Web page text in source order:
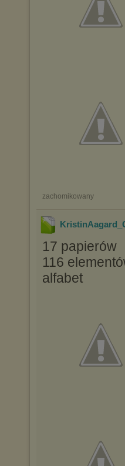
zachomikowany
17 papierów
116
alfabet